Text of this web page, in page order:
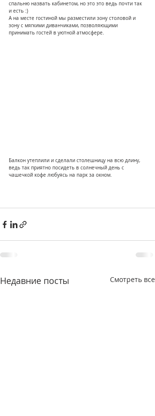
спальню назвать кабинетом, но это это ведь почти так
и есть :)
А на месте гостиной мы разместили зону столовой и
зону с мягкими диванчиками, позволяющими
принимать гостей в уютной атмосфере.
Балкон утеплили и сделали столешницу на всю длину,
ведь так приятно посидеть в солнечный день с
чашечкой кофе любуясь на парк за окном.
Недавние посты Смотреть все